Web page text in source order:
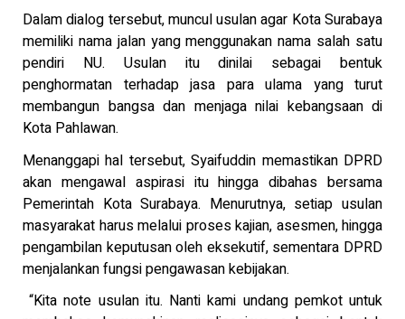
Dalam dialog tersebut, muncul usulan agar Kota Surabaya
memiliki nama jalan yang menggunakan nama salah satu
pendiri NU. Usulan itu dinilai sebagai bentuk
penghormatan terhadap jasa para ulama yang turut
membangun bangsa dan menjaga nilai kebangsaan di
Kota Pahlawan.
Menanggapi hal tersebut, Syaifuddin memastikan DPRD
akan mengawal aspirasi itu hingga dibahas bersama
Pemerintah Kota Surabaya. Menurutnya, setiap usulan
masyarakat harus melalui proses kajian, asesmen, hingga
pengambilan keputusan oleh eksekutif, sementara DPRD
menjalankan fungsi pengawasan kebijakan.
“Kita note usulan itu. Nanti kami undang pemkot untuk